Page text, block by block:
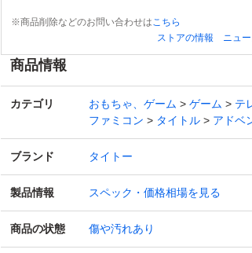
※商品削除などのお問い合わせはこちら
ストアの情報
ニュ
商品情報
カテゴリ おもちゃ、ゲーム ゲーム
テ
ファミコン
タイトル アドベ
ブランド タイトー
製品情報 スペック・価格相場を見る
商品の状態 傷や汚れあり